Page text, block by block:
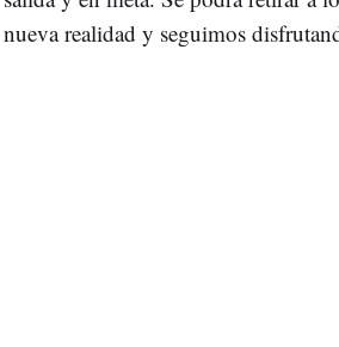
nueva realidad y seguimos